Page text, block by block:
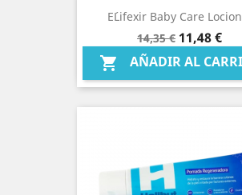
E´lifexir Baby Care
Precio
base
14,35 € Precio
11,48 €
 AÑADIR AL